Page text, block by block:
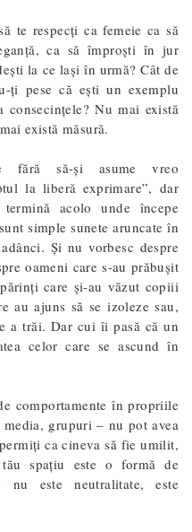
te respecți ca femeie ca să
ca să împroști în jur
la ce lași în urmă? Cât de
ți pese că ești un exemplu
Nu mai există
există măsură.
fără să-și asume vreo
la liberă exprimare”, dar
acolo unde începe
simple sunete aruncate în
Și nu vorbesc despre
oameni care s-au prăbușit
care și-au văzut copiii
au ajuns să se izoleze sau,
a trăi. Dar cui îi pasă că un
celor care se ascund în
comportamente în propriile
grupuri – nu pot avea
ca cineva să fie umilit,
spațiu este o formă de
nu este neutralitate, este